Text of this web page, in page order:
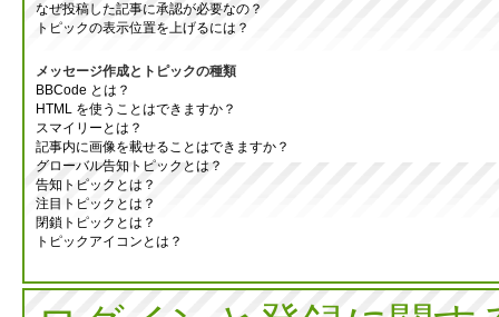
なぜ投稿した記事に承認が必要なの？
トピックの表示位置を上げるには？
メッセージ作成とトピックの種類
BBCode とは？
HTML を使うことはできますか？
スマイリーとは？
記事内に画像を載せることはできますか？
グローバル告知トピックとは？
告知トピックとは？
注目トピックとは？
閉鎖トピックとは？
トピックアイコンとは？